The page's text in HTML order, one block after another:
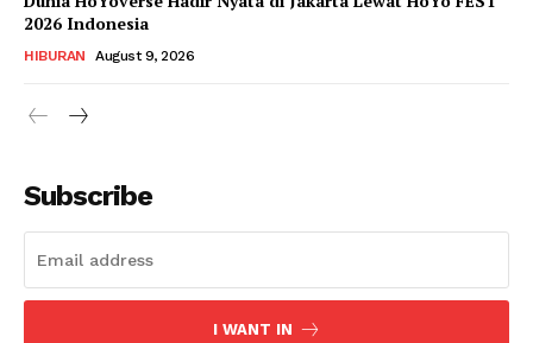
2026 Indonesia
HIBURAN August 9, 2026
Subscribe
I WANT IN